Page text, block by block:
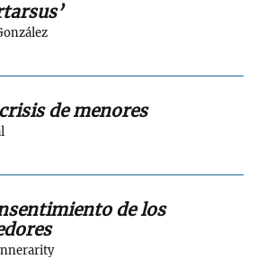
de menores
de los